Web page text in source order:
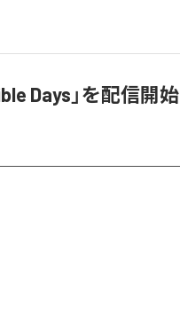
Days」を配信開始